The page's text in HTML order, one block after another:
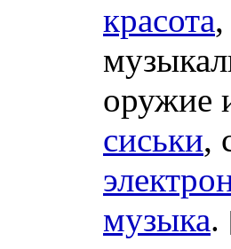
красота
оружие
сиськи,
музыка.